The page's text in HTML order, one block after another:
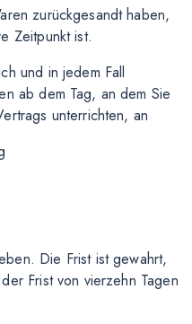
zurückgesandt haben,
Zeitpunkt ist.
und in jedem Fall
ab dem Tag, an dem Sie
unterrichten, an
Die Frist ist gewahrt,
Frist von vierzehn Tagen